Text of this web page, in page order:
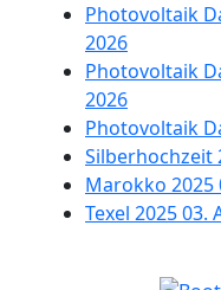
Photovoltaik
2026
Photovoltaik
2026
Photovoltaik
Silberhochzeit
Marokko 2025
Texel 202503.